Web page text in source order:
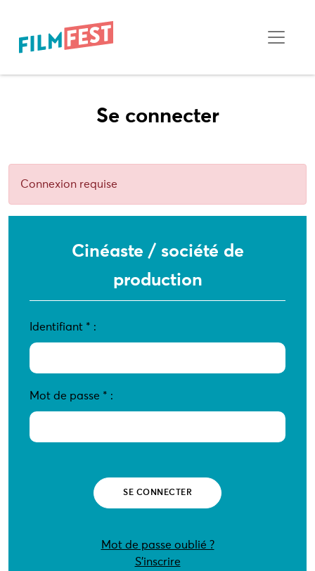
Se connecter
Connexion requise
Cinéaste / société de
production
Identifiant * :
Mot de passe * :
Mot de passe oublié ?
S’inscrire